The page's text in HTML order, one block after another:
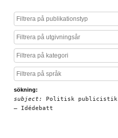
Filtrera på publikationstyp
Filtrera på utgivningsår
Filtrera på kategori
Filtrera på språk
sökning:
subject:
Politisk publicistik
– Idédebatt